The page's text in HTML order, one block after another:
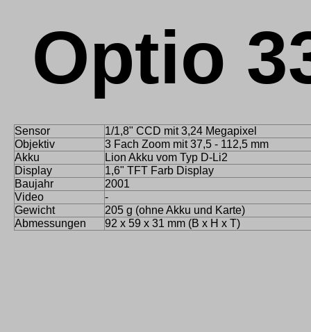
Optio
Sensor
1/1,8" CCD mit 3,24 Megapixel
Objektiv
3 Fach Zoom mit 37,5 - 112,5 mm
Akku
Lion Akku vom Typ D-Li2
Display
1,6" TFT Farb Display
Baujahr
2001
Video
-
Gewicht
205 g (ohne Akku und Karte)
Abmessungen
92 x 59 x 31 mm (B x H x T)